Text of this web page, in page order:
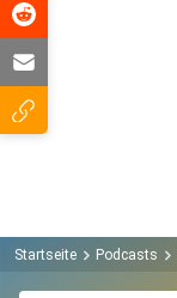
Startseite Podcasts